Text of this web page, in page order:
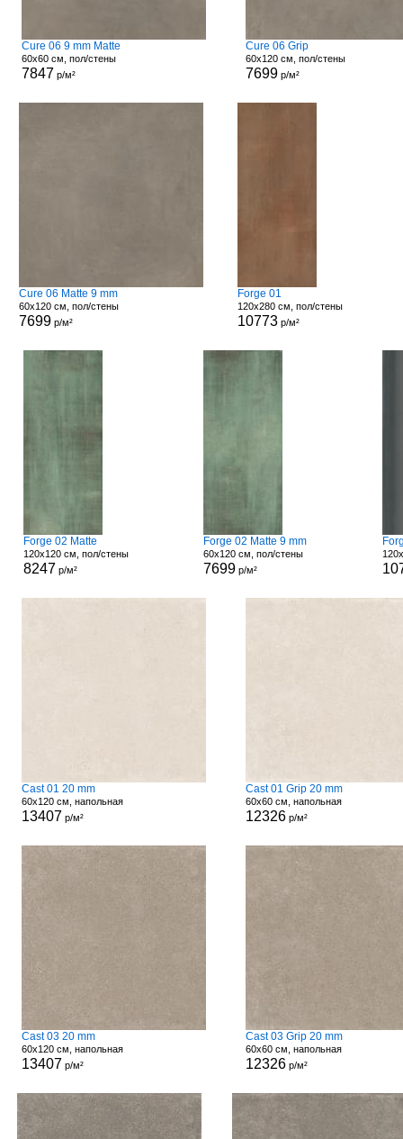
Cure 06 9 mm Matte
60x60 см, пол/стены
7847 р/м²
Cure 06 Grip
60x120 см, пол/стены
7699р/м²
Cure 06 Matte 9 mm
60x120 см, пол/стены
7699р/м²
Forge 01
120x280 см, пол/стены
10773 р/м²
Forge 02 Matte
120x120 см, пол/стены
8247 р/м²
Forge 02 Matte 9 mm
60x120 см, пол/стены
7699р/м²
Cast 01 20 mm
60x120 см, напольная
13407 р/м²
Cast 01 Grip 20 mm
60x60 см, напольная
12326р/м²
Cast 03 20 mm
60x120 см, напольная
13407 р/м²
Cast 03 Grip 20 mm
60x60 см, напольная
12326р/м²